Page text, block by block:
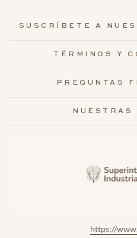
SUSCRÍBETE A
TÉRMINOS Y
PREGUNTAS
NUESTRAS
https://